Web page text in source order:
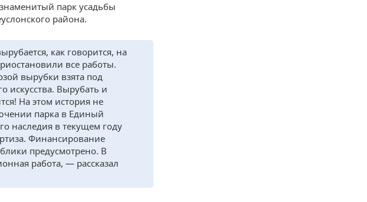
парк усадьбы
района.
как говорится, на
все работы.
вырубки взята под
искусства. Вырубать и
На этом история не
парка в Единый
наследия в текущем году
Финансирование
предусмотрено. В
работа, — рассказал